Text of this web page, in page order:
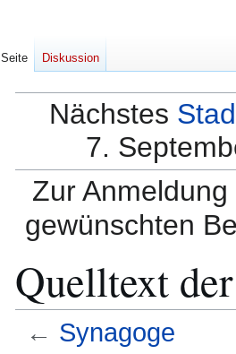
Nächstes
7.
Zur
gewünschten
Quelltext
← Synagoge
Seite Diskussion